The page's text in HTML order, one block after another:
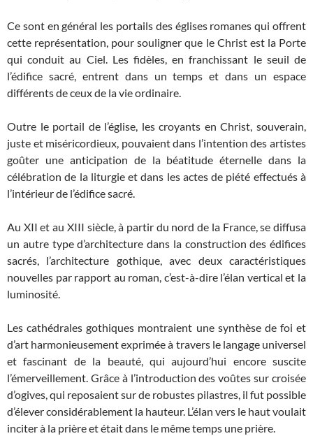
Ce sont en général les portails des églises romanes qui offrent
cette représentation, pour souligner que le Christ est la Porte
qui conduit au Ciel. Les fidèles, en franchissant le seuil de
l’édifice sacré, entrent dans un temps et dans un espace
différents de ceux de la vie ordinaire.
Outre le portail de l’église, les croyants en Christ, souverain,
juste et miséricordieux, pouvaient dans l’intention des artistes
goûter une anticipation de la béatitude éternelle dans la
célébration de la liturgie et dans les actes de piété effectués à
l’intérieur de l’édifice sacré.
Au XII et au XIII siècle, à partir du nord de la France, se diffusa
un autre type d’architecture dans la construction des édifices
sacrés, l’architecture gothique, avec deux caractéristiques
nouvelles par rapport au roman, c’est-à-dire l’élan vertical et la
luminosité.
Les cathédrales gothiques montraient une synthèse de foi et
d’art harmonieusement exprimée à travers le langage universel
et fascinant de la beauté, qui aujourd’hui encore suscite
l’émerveillement. Grâce à l’introduction des voûtes sur croisée
d’ogives, qui reposaient sur de robustes pilastres, il fut possible
d’élever considérablement la hauteur. L’élan vers le haut voulait
inciter à la prière et était dans le même temps une prière.